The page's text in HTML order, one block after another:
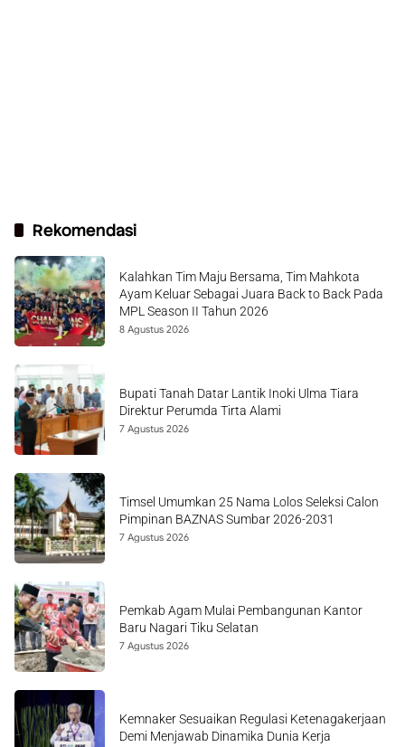
Rekomendasi
Kalahkan Tim Maju Bersama, Tim Mahkota
Ayam Keluar Sebagai Juara Back to Back Pada
MPL Season II Tahun 2026
8 Agustus 2026
Bupati Tanah Datar Lantik Inoki Ulma Tiara
Direktur Perumda Tirta Alami
7 Agustus 2026
Timsel Umumkan 25 Nama Lolos Seleksi Calon
Pimpinan BAZNAS Sumbar 2026-2031
7 Agustus 2026
Pemkab Agam Mulai Pembangunan Kantor
Baru Nagari Tiku Selatan
7 Agustus 2026
Kemnaker Sesuaikan Regulasi Ketenagakerjaan
Demi Menjawab Dinamika Dunia Kerja